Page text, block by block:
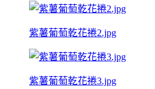
紫薯葡萄乾花捲2.jpg
紫薯葡萄乾花捲3.jpg